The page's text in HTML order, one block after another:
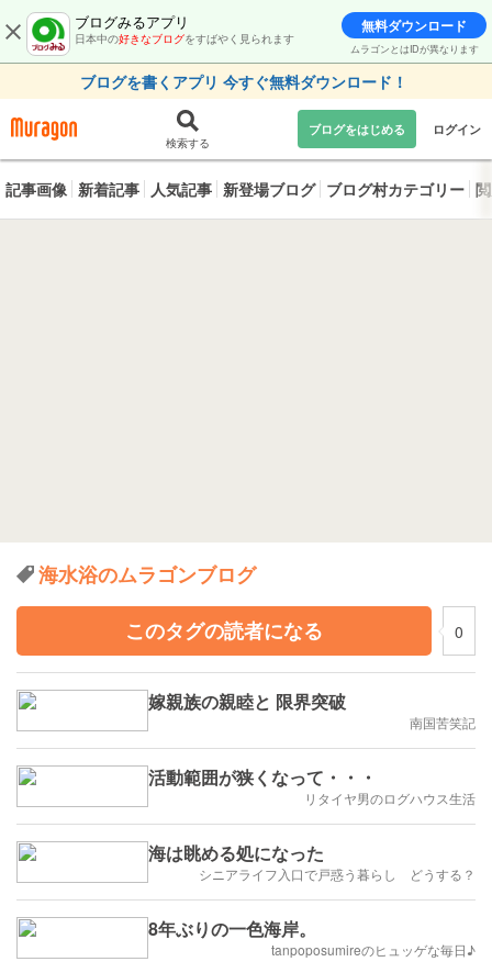
ブログみるアプリ
日本中の好きなブログをすばやく見られます
無料ダウンロード
ムラゴンとはIDが異なります
ブログを書くアプリ 今すぐ無料ダウンロード！
検索する
ブログをはじめる ログイン
記事画像 新着記事 人気記事 新登場ブログ ブログ村カテゴリー
海水浴のムラゴンブログ
このタグの読者になる
0
嫁親族の親睦と 限界突破
南国苦笑記
活動範囲が狭くなって・・・
リタイヤ男のログハウス生活
海は眺める処になった
シニアライフ入口で戸惑う暮らし どうする？
8年ぶりの一色海岸。
tanpoposumireのヒュッゲな毎日♪